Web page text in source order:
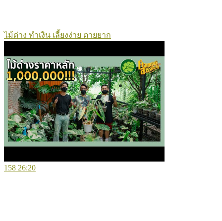
ไม้ด่าง ทำเงิน เลี้ยงง่าย ตายยาก
158 26:20